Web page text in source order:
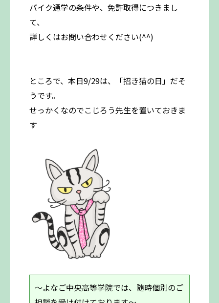
バイク通学の条件や、免許取得につきまし
て、
詳しくはお問い合わせください(^^)
ところで、本日9/29は、「招き猫の日」だそ
うです。
せっかくなのでこじろう先生を置いておきま
す
～よなご中央高等学院では、随時個別のご